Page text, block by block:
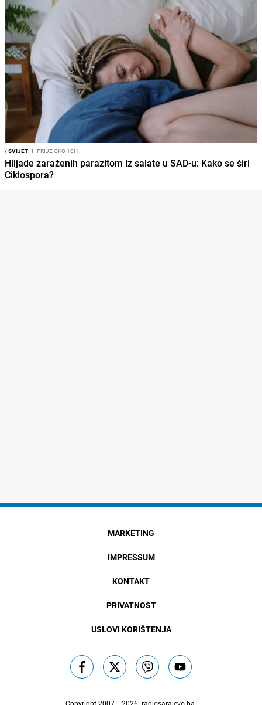
/SVIJET I PRIJE OKO 10H
Hiljade zaraženih parazitom iz salate u SAD-u: Kako se širi
Ciklospora?
MARKETING
IMPRESSUM
KONTAKT
PRIVATNOST
USLOVI KORIŠTENJA